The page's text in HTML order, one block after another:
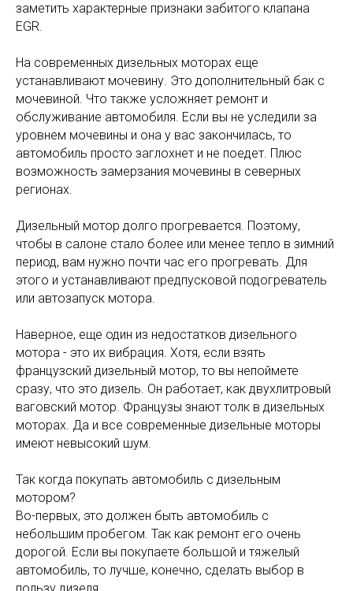
заметить характерные признаки забитого клапана
EGR.
На современных дизельных моторах еще
устанавливают мочевину. Это дополнительный бак с
мочевиной. Что также усложняет ремонт и
обслуживание автомобиля. Если вы не уследили за
уровнем мочевины и она у вас закончилась, то
автомобиль просто заглохнет и не поедет. Плюс
возможность замерзания мочевины в северных
регионах.
Дизельный мотор долго прогревается. Поэтому,
чтобы в салоне стало более или менее тепло в зимний
период, вам нужно почти час его прогревать. Для
этого и устанавливают предпусковой подогреватель
или автозапуск мотора.
Наверное, еще один из недостатков дизельного
мотора - это их вибрация. Хотя, если взять
французский дизельный мотор, то вы непоймете
сразу, что это дизель. Он работает, как двухлитровый
ваговский мотор. Французы знают толк в дизельных
моторах. Да и все современные дизельные моторы
имеют невысокий шум.
Так когда покупать автомобиль с дизельным
мотором?
Во-первых, это должен быть автомобиль с
небольшим пробегом. Так как ремонт его очень
дорогой. Если вы покупаете большой и тяжелый
автомобиль, то лучше, конечно, сделать выбор в